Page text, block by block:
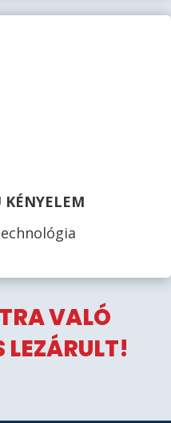
KÉNYELEM
VALÓ
LEZÁRULT!